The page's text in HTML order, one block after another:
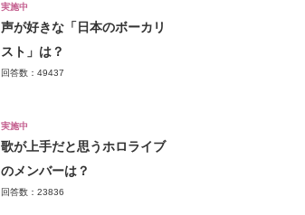
実施中
声が好きな「日本のボーカリ
スト」は？
回答数：49437
実施中
歌が上手だと思うホロライブ
のメンバーは？
回答数：23836